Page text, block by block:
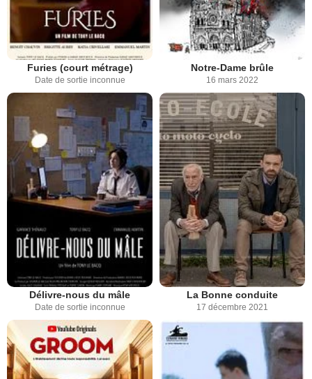
Furies (court métrage)
Date de sortie inconnue
Notre-Dame brûle
16 mars 2022
Délivre-nous du mâle
Date de sortie inconnue
La Bonne conduite
17 décembre 2021